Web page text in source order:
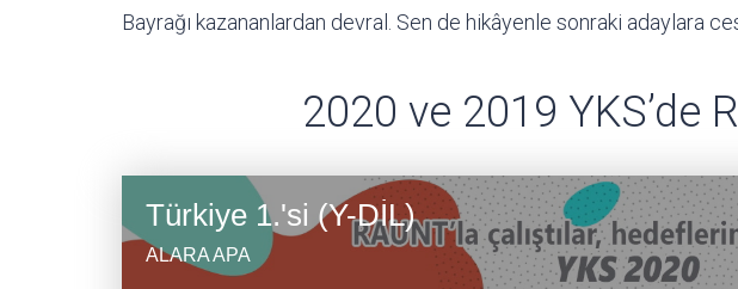
Bayrağı kazananlardan devral. Sen de hikâyenle sonraki adaylara
2020 ve 2019 YKS’de